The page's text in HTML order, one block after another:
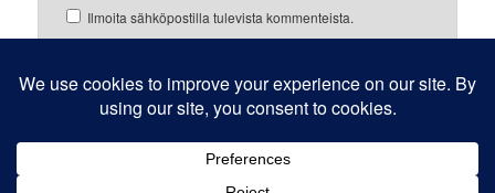
Ilmoita sähköpostilla tulevista kommenteista.